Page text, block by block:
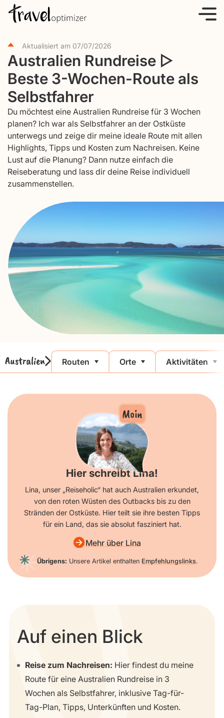
Aktualisiert am 07/07/2026
Australien Rundreise ▷
Beste 3-Wochen-Route als
Selbstfahrer
Du möchtest eine Australien Rundreise für 3 Wochen
planen? Ich war als Selbstfahrer an der Ostküste
unterwegs und zeige dir meine ideale Route mit allen
Highlights, Tipps und Kosten zum Nachreisen. Keine
Lust auf die Planung? Dann nutze einfach die
Reiseberatung und lass dir deine Reise individuell
zusammenstellen.
Australien Routen Orte Aktivitäten
Moin
Hier schreibt Lina!
Lina, unser „Reiseholic“ hat auch Australien erkundet,
von den roten Wüsten des Outbacks bis zu den
Stränden der Ostküste. Hier teilt sie ihre besten Tipps
für ein Land, das sie absolut fasziniert hat.
Mehr über Lina
Übrigens: Unsere Artikel enthalten Empfehlungslinks.
Auf einen Blick
Reise zum Nachreisen: Hier findest du meine
Route für eine Australien Rundreise in 3
Wochen als Selbstfahrer, inklusive Tag-für-
Tag-Plan, Tipps, Unterkünften und Kosten.